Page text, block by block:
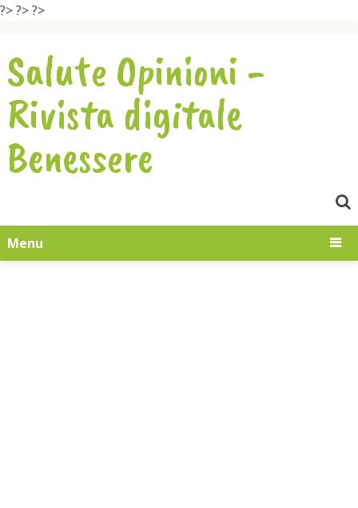
?>?>?>
Salute Opinioni -
Rivista digitale
Benessere
Menu